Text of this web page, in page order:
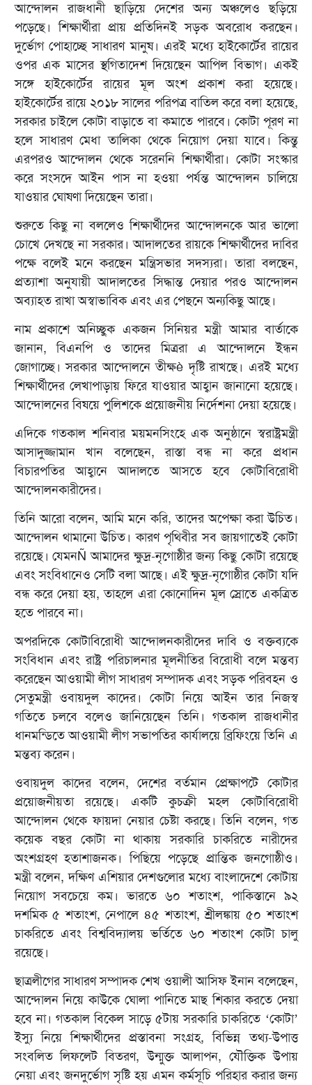
আন্দোলন রাজধানী ছাড়িয়ে দেশের অন্য অঞ্চলেও ছড়িয়ে
পড়েছে। শিক্ষার্থীরা প্রায় প্রতিদিনই সড়ক অবরোধ করছেন।
দুর্ভোগ পোহাচ্ছে সাধারণ মানুষ। এরই মধ্যে হাইকোর্টের রায়ের
ওপর এক মাসের স্থগিতাদেশ দিয়েছেন আপিল বিভাগ। একই
সঙ্গে হাইকোর্টের রায়ের মূল অংশ প্রকাশ করা হয়েছে।
হাইকোর্টের রায়ে ২০১৮ সালের পরিপত্র বাতিল করে বলা হয়েছে,
সরকার চাইলে কোটা বাড়াতে বা কমাতে পারবে। কোটা পূরণ না
হলে সাধারণ মেধা তালিকা থেকে নিয়োগ দেয়া যাবে। কিন্তু
এরপরও আন্দোলন থেকে সরেননি শিক্ষার্থীরা। কোটা সংস্কার
করে সংসদে আইন পাস না হওয়া পর্যন্ত আন্দোলন চালিয়ে
যাওয়ার ঘোষণা দিয়েছেন তারা।
শুরুতে কিছু না বললেও শিক্ষার্থীদের আন্দোলনকে আর ভালো
চোখে দেখছে না সরকার। আদালতের রায়কে শিক্ষার্থীদের দাবির
পক্ষে বলেই মনে করছেন মন্ত্রিসভার সদস্যরা। তারা বলছেন,
প্রত্যাশা অনুযায়ী আদালতের সিদ্ধান্ত দেয়ার পরও আন্দোলন
অব্যাহত রাখা অস্বাভাবিক এবং এর পেছনে অন্যকিছু আছে।
নাম প্রকাশে অনিচ্ছুক একজন সিনিয়র মন্ত্রী আমার বার্তাকে
জানান, বিএনপি ও তাদের মিত্ররা এ আন্দোলনে ইন্ধন
জোগাচ্ছে। সরকার আন্দোলনে তীক্ষè দৃষ্টি রাখছে। এরই মধ্যে
শিক্ষার্থীদের লেখাপাড়ায় ফিরে যাওয়ার আহ্বান জানানো হয়েছে।
আন্দোলনের বিষয়ে পুলিশকে প্রয়োজনীয় নির্দেশনা দেয়া হয়েছে।
এদিকে গতকাল শনিবার ময়মনসিংহে এক অনুষ্ঠানে স্বরাষ্ট্রমন্ত্রী
আসাদুজ্জামান খান বলেছেন, রাস্তা বন্ধ না করে প্রধান
বিচারপতির আহ্বানে আদালতে আসতে হবে কোটাবিরোধী
আন্দোলনকারীদের।
তিনি আরো বলেন, আমি মনে করি, তাদের অপেক্ষা করা উচিত।
আন্দোলন থামানো উচিত। কারণ পৃথিবীর সব জায়গাতেই কোটা
রয়েছে। যেমনÑ আমাদের ক্ষুদ্র-নৃগোষ্ঠীর জন্য কিছু কোটা রয়েছে
এবং সংবিধানেও সেটি বলা আছে। এই ক্ষুদ্র-নৃগোষ্ঠীর কোটা যদি
বন্ধ করে দেয়া হয়, তাহলে এরা কোনোদিন মূল স্রোতে একত্রিত
হতে পারবে না।
অপরদিকে কোটাবিরোধী আন্দোলনকারীদের দাবি ও বক্তব্যকে
সংবিধান এবং রাষ্ট্র পরিচালনার মূলনীতির বিরোধী বলে মন্তব্য
করেছেন আওয়ামী লীগ সাধারণ সম্পাদক এবং সড়ক পরিবহন ও
সেতুমন্ত্রী ওবায়দুল কাদের। কোটা নিয়ে আইন তার নিজস্ব
গতিতে চলবে বলেও জানিয়েছেন তিনি। গতকাল রাজধানীর
ধানমন্ডিতে আওয়ামী লীগ সভাপতির কার্যালয়ে ব্রিফিংয়ে তিনি এ
মন্তব্য করেন।
ওবায়দুল কাদের বলেন, দেশের বর্তমান প্রেক্ষাপটে কোটার
প্রয়োজনীয়তা রয়েছে। একটি কুচক্রী মহল কোটাবিরোধী
আন্দোলন থেকে ফায়দা নেয়ার চেষ্টা করছে। তিনি বলেন, গত
কয়েক বছর কোটা না থাকায় সরকারি চাকরিতে নারীদের
অংশগ্রহণ হতাশাজনক। পিছিয়ে পড়েছে প্রান্তিক জনগোষ্ঠীও।
মন্ত্রী বলেন, দক্ষিণ এশিয়ার দেশগুলোর মধ্যে বাংলাদেশে কোটায়
নিয়োগ সবচেয়ে কম। ভারতে ৬০ শতাংশ, পাকিস্তানে ৯২
দশমিক ৫ শতাংশ, নেপালে ৪৫ শতাংশ, শ্রীলঙ্কায় ৫০ শতাংশ
চাকরিতে এবং বিশ্ববিদ্যালয় ভর্তিতে ৬০ শতাংশ কোটা চালু
রয়েছে।
ছাত্রলীগের সাধারণ সম্পাদক শেখ ওয়ালী আসিফ ইনান বলেছেন,
আন্দোলন নিয়ে কাউকে ঘোলা পানিতে মাছ শিকার করতে দেয়া
হবে না। গতকাল বিকেল সাড়ে ৫টায় সরকারি চাকরিতে ‘কোটা’
ইস্যু নিয়ে শিক্ষার্থীদের প্রস্তাবনা সংগ্রহ, বিভিন্ন তথ্য-উপাত্ত
সংবলিত লিফলেট বিতরণ, উন্মুক্ত আলাপন, যৌক্তিক উপায়
নেয়া এবং জনদুর্ভোগ সৃষ্টি হয় এমন কর্মসূচি পরিহার করার জন্য